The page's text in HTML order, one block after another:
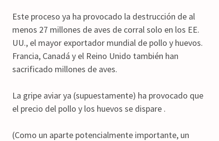
Este proceso ya ha provocado la destrucción de al
menos 27 millones de aves de corral solo en los EE.
UU., el mayor exportador mundial de pollo y huevos.
Francia, Canadá y el Reino Unido también han
sacrificado millones de aves.
La gripe aviar ya (supuestamente) ha provocado que
el precio del pollo y los huevos se dispare .
(Como un aparte potencialmente importante, un